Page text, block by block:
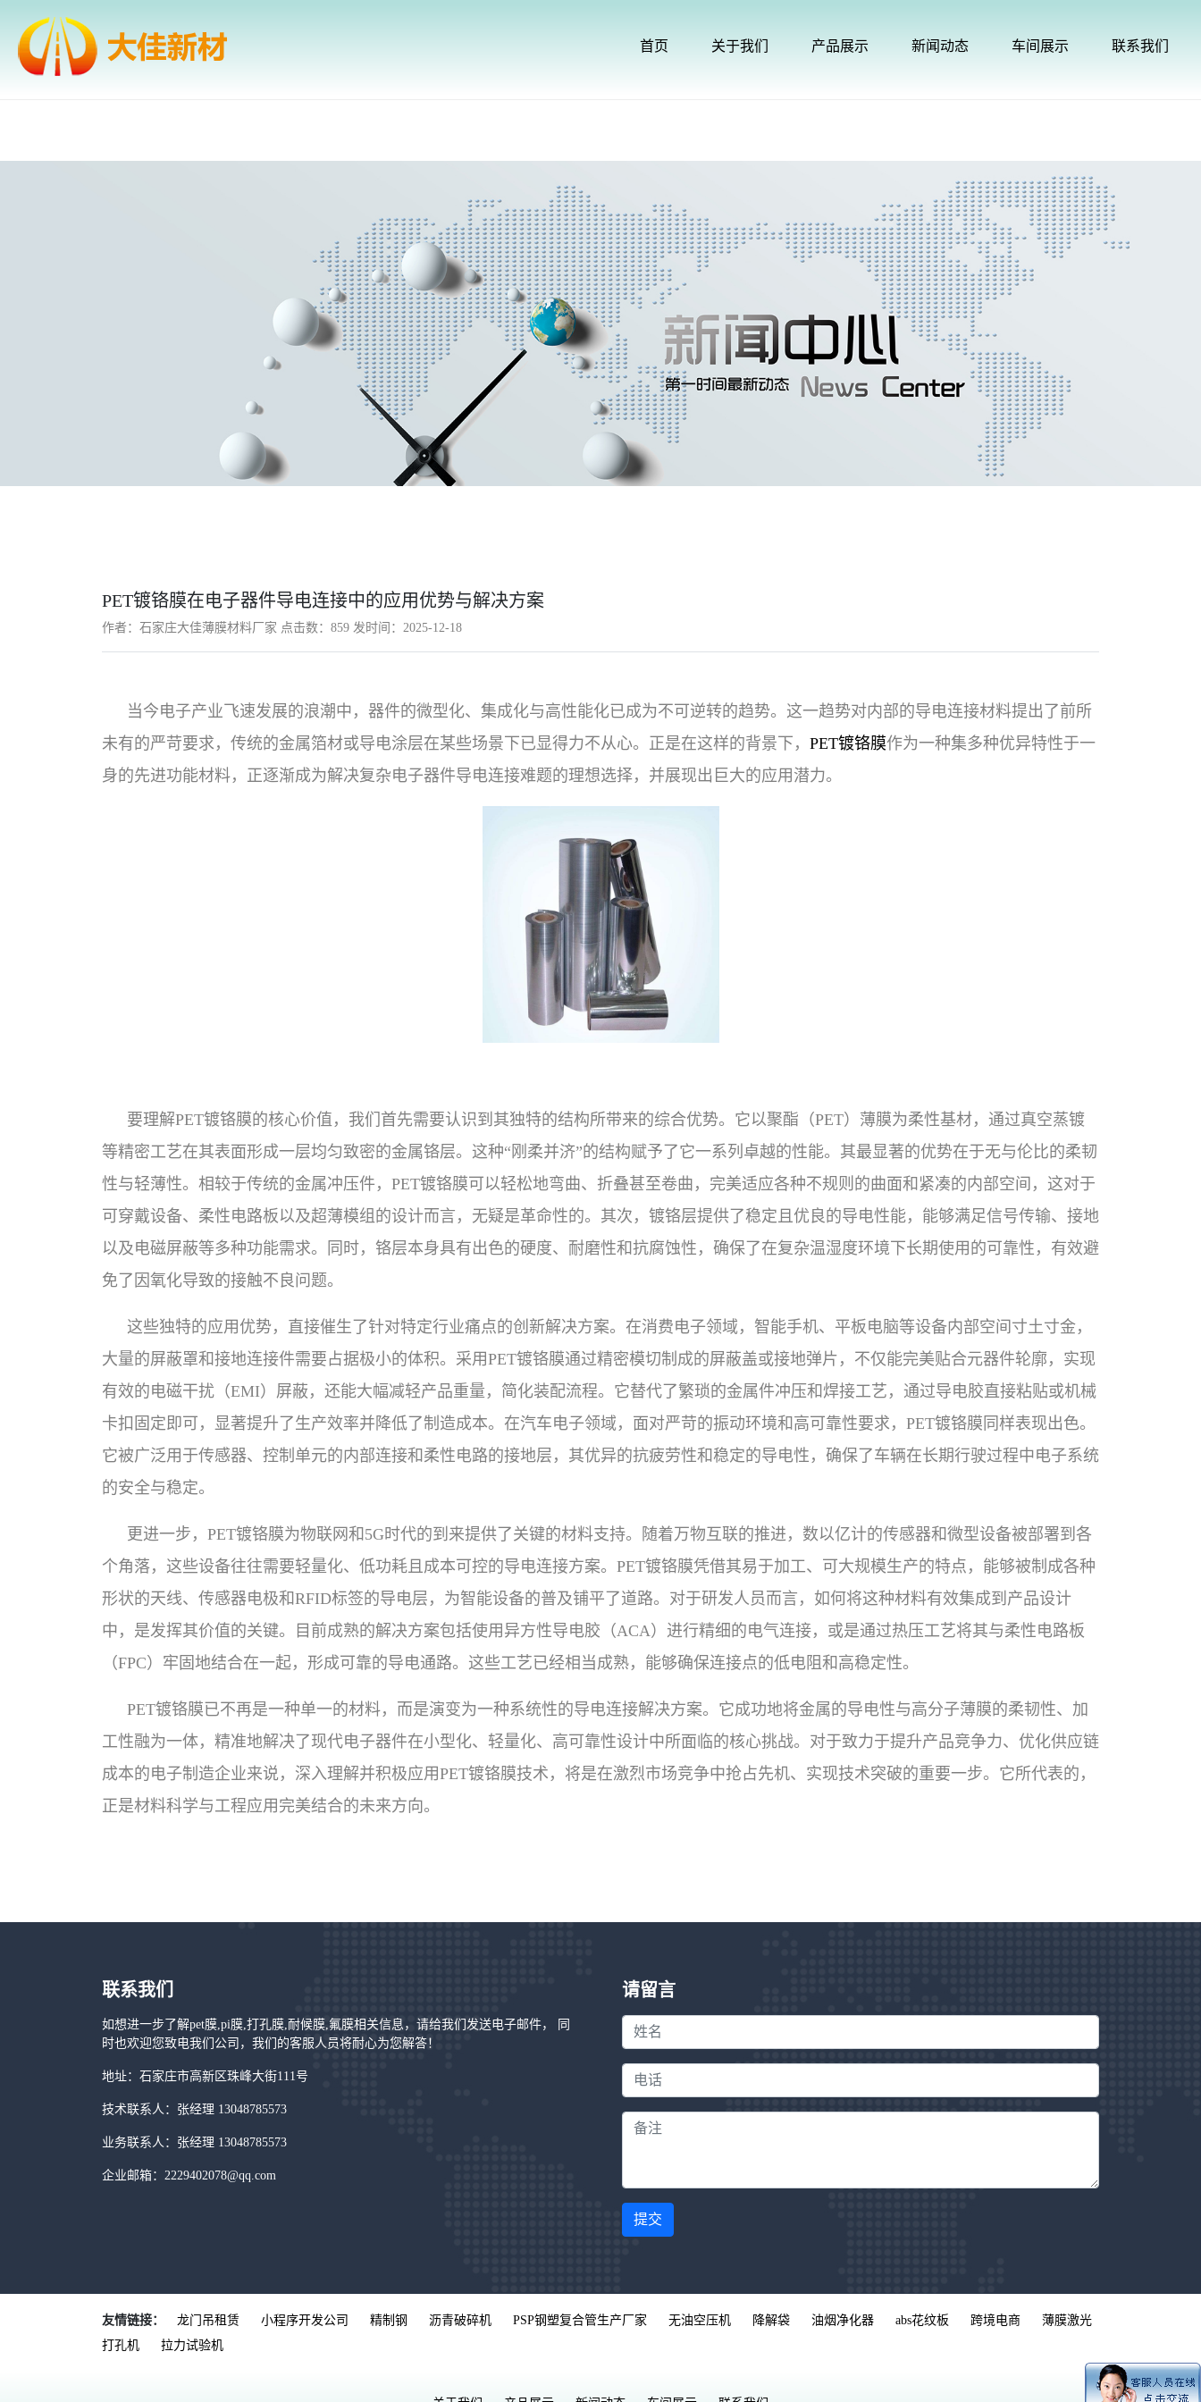
首页 关于我们 产品展示 新闻动态 车间展示 联系我们
PET镀铬膜在电子器件导电连接中的应用优势与解决方案
作者：石家庄大佳薄膜材料厂家 点击数： 859 发时间：2025-12-18
当今电子产业飞速发展的浪潮中，器件的微型化、集成化与高性能化已成为不可逆转的趋势。这一趋势对内部的导电连接材料提出了前所
未有的严苛要求，传统的金属箔材或导电涂层在某些场景下已显得力不从心。正是在这样的背景下， PET镀铬膜作为一种集多种优异特性于一
身的先进功能材料，正逐渐成为解决复杂电子器件导电连接难题的理想选择，并展现出巨大的应用潜力。
要理解PET镀铬膜的核心价值，我们首先需要认识到其独特的结构所带来的综合优势。它以聚酯（PET）薄膜为柔性基材，通过真空蒸镀
等精密工艺在其表面形成一层均匀致密的金属铬层。这种“刚柔并济”的结构赋予了它一系列卓越的性能。其最显著的优势在于无与伦比的柔韧
性与轻薄性。相较于传统的金属冲压件，PET镀铬膜可以轻松地弯曲、折叠甚至卷曲，完美适应各种不规则的曲面和紧凑的内部空间，这对于
可穿戴设备、柔性电路板以及超薄模组的设计而言，无疑是革命性的。其次，镀铬层提供了稳定且优良的导电性能，能够满足信号传输、接地
以及电磁屏蔽等多种功能需求。同时，铬层本身具有出色的硬度、耐磨性和抗腐蚀性，确保了在复杂温湿度环境下长期使用的可靠性，有效避
免了因氧化导致的接触不良问题。
这些独特的应用优势，直接催生了针对特定行业痛点的创新解决方案。在消费电子领域，智能手机、平板电脑等设备内部空间寸土寸金，
大量的屏蔽罩和接地连接件需要占据极小的体积。采用PET镀铬膜通过精密模切制成的屏蔽盖或接地弹片，不仅能完美贴合元器件轮廓，实现
有效的电磁干扰（EMI）屏蔽，还能大幅减轻产品重量，简化装配流程。它替代了繁琐的金属件冲压和焊接工艺，通过导电胶直接粘贴或机械
卡扣固定即可，显著提升了生产效率并降低了制造成本。在汽车电子领域，面对严苛的振动环境和高可靠性要求，PET镀铬膜同样表现出色。
它被广泛用于传感器、控制单元的内部连接和柔性电路的接地层，其优异的抗疲劳性和稳定的导电性，确保了车辆在长期行驶过程中电子系统
的安全与稳定。
更进一步，PET镀铬膜为物联网和5G时代的到来提供了关键的材料支持。随着万物互联的推进，数以亿计的传感器和微型设备被部署到各
个角落，这些设备往往需要轻量化、低功耗且成本可控的导电连接方案。PET镀铬膜凭借其易于加工、可大规模生产的特点，能够被制成各种
形状的天线、传感器电极和RFID标签的导电层，为智能设备的普及铺平了道路。对于研发人员而言，如何将这种材料有效集成到产品设计
中，是发挥其价值的关键。目前成熟的解决方案包括使用异方性导电胶（ACA）进行精细的电气连接，或是通过热压工艺将其与柔性电路板
（FPC）牢固地结合在一起，形成可靠的导电通路。这些工艺已经相当成熟，能够确保连接点的低电阻和高稳定性。
PET镀铬膜已不再是一种单一的材料，而是演变为一种系统性的导电连接解决方案。它成功地将金属的导电性与高分子薄膜的柔韧性、加
工性融为一体，精准地解决了现代电子器件在小型化、轻量化、高可靠性设计中所面临的核心挑战。对于致力于提升产品竞争力、优化供应链
成本的电子制造企业来说，深入理解并积极应用PET镀铬膜技术，将是在激烈市场竞争中抢占先机、实现技术突破的重要一步。它所代表的，
正是材料科学与工程应用完美结合的未来方向。
联系我们
如想进一步了解pet膜,pi膜,打孔膜,耐候膜,氟膜相关信息，请给我们发送电子邮件， 同
时也欢迎您致电我们公司，我们的客服人员将耐心为您解答！
地址：石家庄市高新区珠峰大街111号
技术联系人：张经理 13048785573
业务联系人：张经理 13048785573
企业邮箱：2229402078@qq.com
请留言
提交
友情链接： 龙门吊租赁 小程序开发公司 精制钢 沥青破碎机 PSP钢塑复合管生产厂家 无油空压机 降解袋 油烟净化器 abs花纹板 跨境电商
薄膜激光
打孔机
拉力试验机